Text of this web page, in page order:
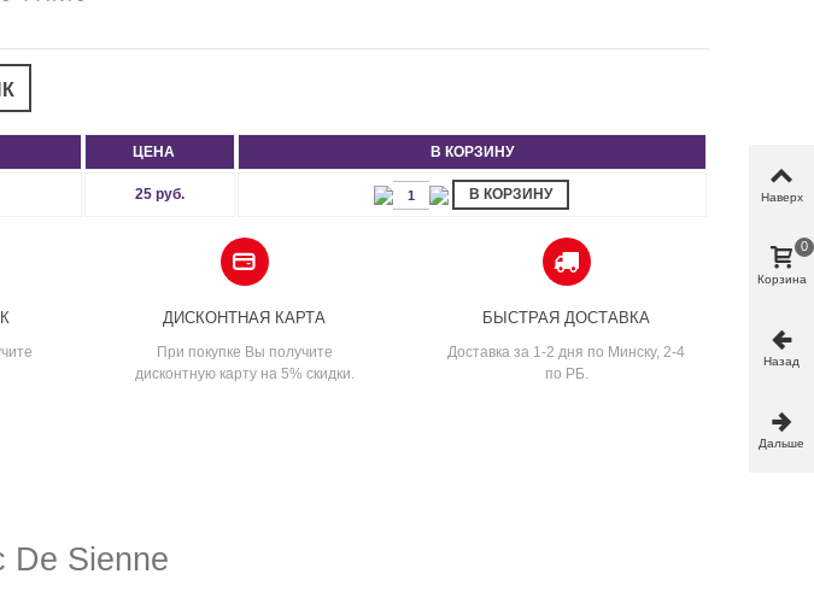
ЦЕНА В КОРЗИНУ
25 руб. В КОРЗИНУ
ДИСКОНТНАЯ КАРТА
При покупке Вы получите
дисконтную карту на 5% скидки.
БЫСТРАЯ ДОСТАВКА
Доставка за 1-2 дня по Минску, 2-4
по РБ.
De Sienne
Наверх
Корзина
0
Назад
Дальше